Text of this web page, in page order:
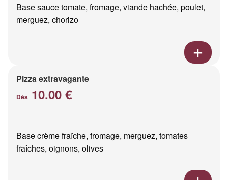
Base sauce tomate, fromage, viande hachée, poulet,
merguez, chorizo
Pizza extravagante
Dès 10.00 €
Base crème fraîche, fromage, merguez, tomates
fraîches, oignons, olives